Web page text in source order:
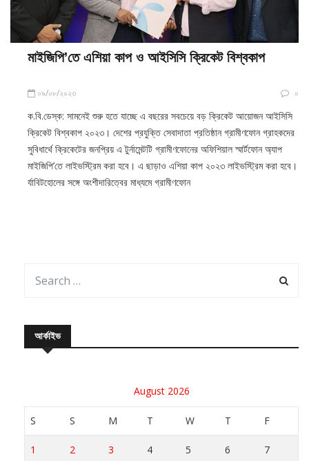
মাইজিপি’তে এশিয়া কাপ ও আইসিসি ক্রিকেট বিশ্বকাপ
০৯/০৮/২০২৩ ০
ক.বি.ডেস্ক: সামনেই শুরু হতে যাচ্ছে এ বছরের সবচেয়ে বড় ক্রিকেট আয়োজন আইসিসি
ক্রিকেট বিশ্বকাপ ২০২৩। দেশের প্রযুক্তি সেবাদাতা প্রতিষ্ঠান গ্রামীণফোন গ্রাহকদের
সুবিধার্থে ক্রিকেটের জনপ্রিয় এ টুর্নামেন্টটি গ্রামীণফোনের অফিশিয়াল স্মার্টফোন অ্যাপ
মাইজিপি’তে লাইভস্ট্রিম করা হবে। এ ছাড়াও এশিয়া কাপ ২০২৩ লাইভস্ট্রিম করা হবে।
র্যাবিটহোলের সঙ্গে অংশীদারিত্বের মাধ্যমে গ্রামীণফোন
আর্কাইভ
August 2026
S S M T W T F
1 2 3 4 5 6 7